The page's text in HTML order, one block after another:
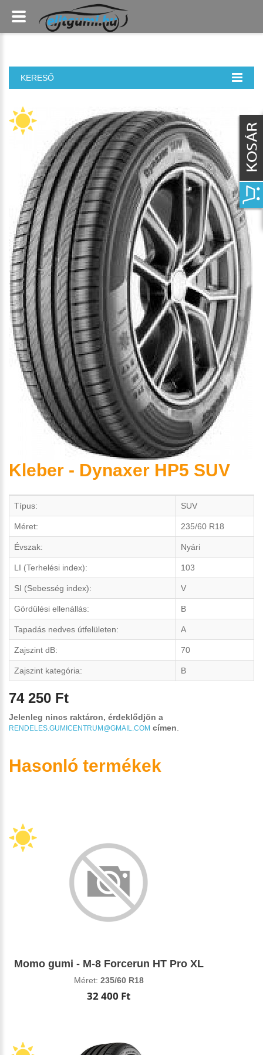
KERESŐ
Kleber - Dynaxer HP5 SUV
Típus: SUV
Méret: 235/60 R18
Évszak: Nyári
LI (Terhelési index): 103
SI (Sebesség index): V
Gördülési ellenállás: B
Tapadás nedves útfelületen: A
Zajszint dB: 70
Zajszint kategória: B
74 250 Ft
Jelenleg nincs raktáron, érdeklődjön a
RENDELES.GUMICENTRUM@GMAIL.COM címen
Hasonló termékek
Momo gumi - M-8 Forcerun HT Pro XL
Méret: 235/60 R18
32 400 Ft